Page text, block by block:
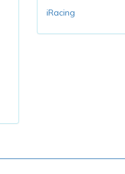
iRacing